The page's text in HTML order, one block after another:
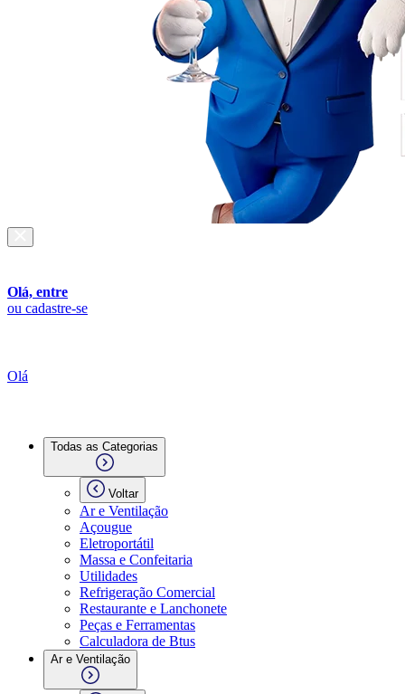
Olá, entre
ou cadastre-se
Olá
Todas as Categorias
Voltar
Ar e Ventilação
Açougue
Eletroportátil
Massa e Confeitaria
Utilidades
Refrigeração Comercial
Restaurante e Lanchonete
Peças e Ferramentas
Calculadora de Btus
Ar e Ventilação